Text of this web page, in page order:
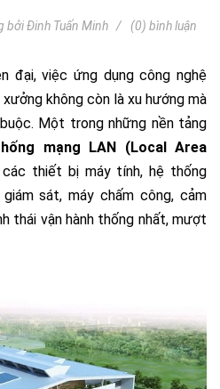
bởiĐinh Tuấn Minh (0) bình luận
đại, việc ứng dụng công nghệ
không còn là xu hướng mà
Một trong những nền tảng
mạng LAN (Local Area
thiết bị máy tính, hệ thống
sát, máy chấm công, cảm
thái vận hành thống nhất, mượt